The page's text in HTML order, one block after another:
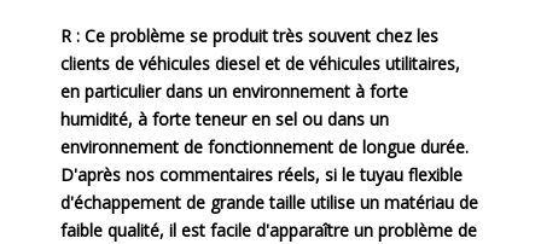
R : Ce problème se produit très souvent chez les
clients de véhicules diesel et de véhicules utilitaires,
en particulier dans un environnement à forte
humidité, à forte teneur en sel ou dans un
environnement de fonctionnement de longue durée.
D'après nos commentaires réels, si le tuyau flexible
d'échappement de grande taille utilise un matériau de
faible qualité, il est facile d'apparaître un problème de